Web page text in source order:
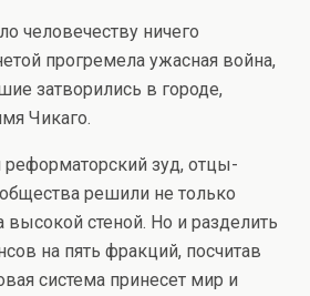
человечеству ничего
прогремела ужасная война,
затворились в городе,
Чикаго.
зуд, отцы-
решили не только
высокой стеной. Но и разделить
на пять фракций, посчитав
система принесет мир и